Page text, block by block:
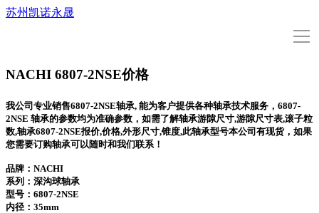
苏州凯诺永晟
导
型号查询
NACHI 6807-2NSE价格
我公司专业销售6807-2NSE轴承, 能为客户提供各种轴承技术服务，6807-
2NSE 轴承的参数均为准确参数，如需了解轴承游隙尺寸,游隙尺寸表,滚子粒
数,轴承6807-2NSE报价,价格,外形尺寸,锥度,此轴承型号本公司有现货，如果
您需要订购轴承可以随时和我们联系！
品牌：NACHI
系列：深沟球轴承
型号： 6807-2NSE
内径：35mm